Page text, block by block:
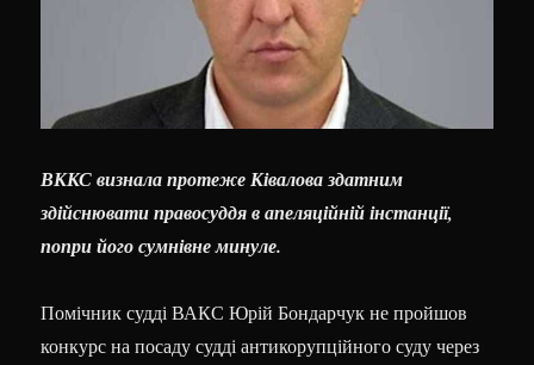
ВККС визнала протеже Ківалова здатним
здійснювати правосуддя в апеляційній інстанції,
попри його сумнівне минуле.
Помічник судді ВАКС Юрій Бондарчук не пройшов
конкурс на посаду судді антикорупційного суду через